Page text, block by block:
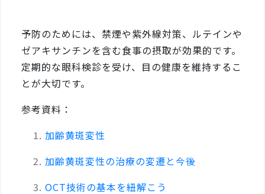
予防のためには、禁煙や紫外線対策、ルテインや
ゼアキサンチンを含む食事の摂取が効果的です。
定期的な眼科検診を受け、目の健康を維持するこ
とが大切です。
参考資料：
加齢黄斑変性
加齢黄斑変性の治療の変遷と今後
OCT技術の基本を紐解こう